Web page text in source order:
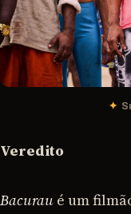
Veredito
Bacurau é um